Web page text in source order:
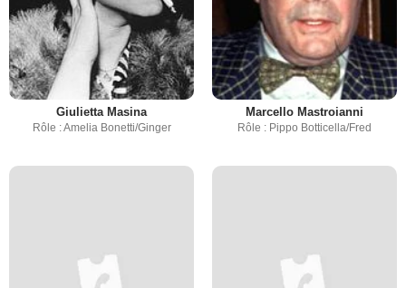
Giulietta Masina
Rôle : Amelia Bonetti/Ginger
Marcello Mastroianni
Rôle : Pippo Botticella/Fred